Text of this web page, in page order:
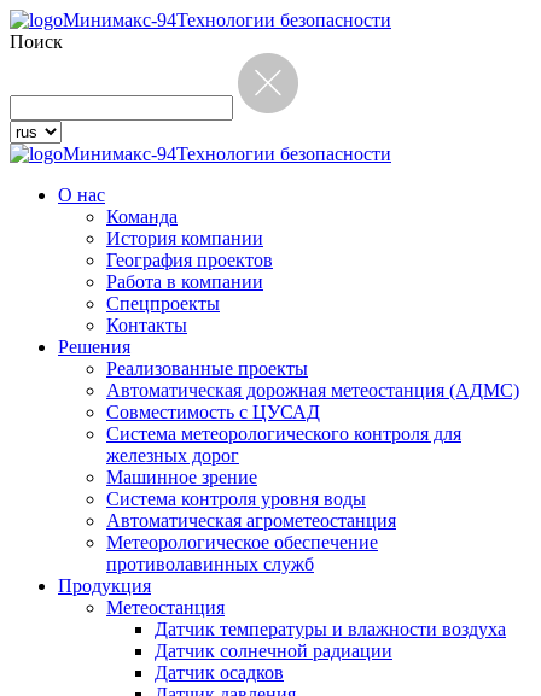
Минимакс-94Технологии безопасности
Поиск
Минимакс-94Технологии безопасности
О нас
Команда
История компании
География проектов
Работа в компании
Спецпроекты
Контакты
Решения
Реализованные проекты
Автоматическая дорожная метеостанция (АДМС)
Совместимость с ЦУСАД
Система метеорологического контроля для
железных дорог
Машинное зрение
Система контроля уровня воды
Автоматическая агрометеостанция
Метеорологическое обеспечение
противолавинных служб
Продукция
Метеостанция
Датчик температуры и влажности воздуха
Датчик солнечной радиации
Датчик осадков